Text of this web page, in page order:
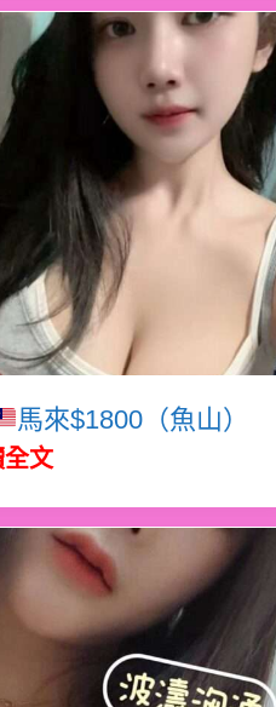
馬來$1800（魚山）
全文